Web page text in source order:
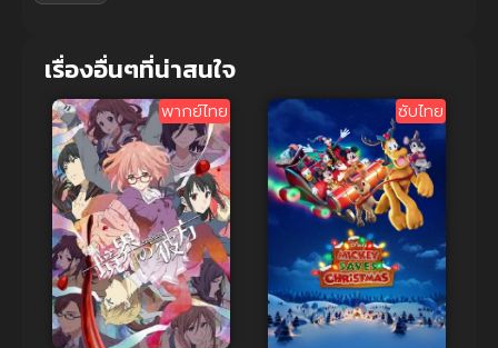
เรื่องอื่นๆที่น่าสนใจ
พากย์ไทย ซับไทย